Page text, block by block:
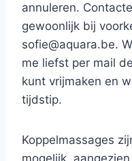
annuleren.
gewoonlijk bij
sofie@aquara.be.
me liefst per mail
kunt vrijmaken en
tijdstip.
Koppelmassages
mogelijk,